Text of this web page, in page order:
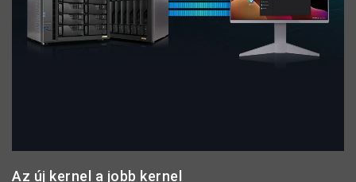
Az új kernel a jobb kernel